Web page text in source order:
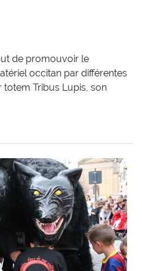
de promouvoir le
occitan par différentes
Tribus Lupis, son